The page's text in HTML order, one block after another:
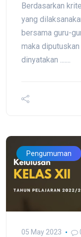
Berdasarkan
yang
bersama guru-
maka
dinyatakan .......
Pengumuman
05 May 2023